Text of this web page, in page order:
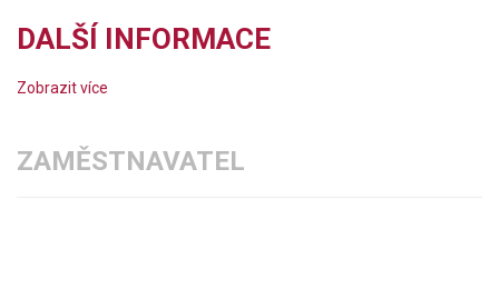
DALŠÍ INFORMACE
Zobrazit více
ZAMĚSTNAVATEL